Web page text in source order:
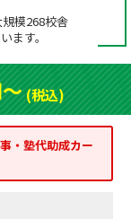
塾！
ら
模268校舎
ます。
(税込)
・塾代助成カー